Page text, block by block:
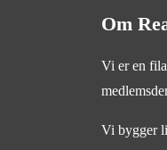
Om
Vi er en
Vi bygger